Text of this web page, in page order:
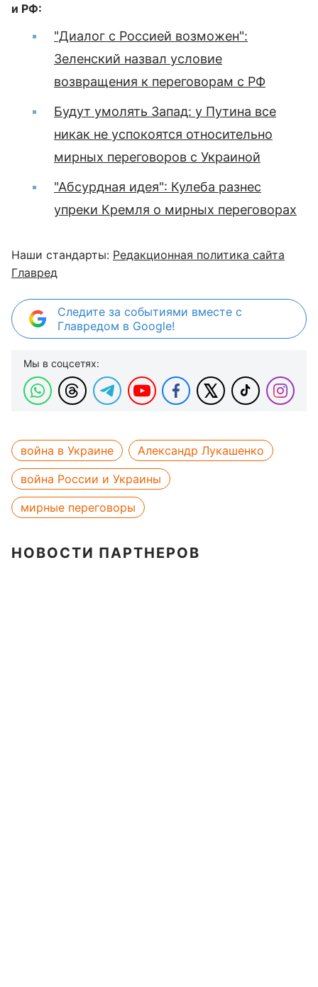
и РФ:
"Диалог с Россией возможен":
Зеленский назвал условие
возвращения к переговорам с РФ
Будут умолять Запад: у Путина все
никак не успокоятся относительно
мирных переговоров с Украиной
"Абсурдная идея": Кулеба разнес
упреки Кремля о мирных переговорах
Наши стандарты: Редакционная политика сайта
Главред
Следите за событиями вместе с
Главредом в Google!
Мы в соцсетях:
война в Украине
Александр Лукашенко
война России и Украины
мирные переговоры
НОВОСТИ ПАРТНЕРОВ